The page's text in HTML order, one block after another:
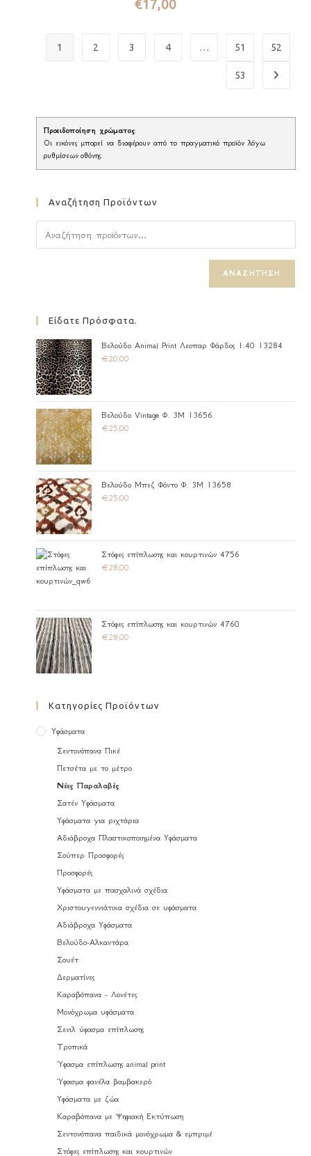
€17,00
1 2 3 4 … 51 52
53
Προειδοποίηση χρώματος:
Οι εικόνες μπορεί να διαφέρουν από το πραγματικό προϊόν λόγω
ρυθμίσεων οθόνης.
Αναζήτηση Προϊόντων
ΑΝΑΖΉΤΗΣΗ
Είδατε Πρόσφατα.
Βελούδο Animal Print Λεοπαρ Φάρδος 1.40 13284
€20,00
Βελούδο Vintage Φ. 3Μ 13656
€25,00
Βελούδο Μπεζ Φόντο Φ. 3Μ 13658
€25,00
Στόφες επίπλωσης και κουρτινών 4756
€28,00
Στόφες επίπλωσης και κουρτινών 4760
€28,00
Κατηγορίες Προϊόντων
Υφάσματα
Σεντονόπανα Πικέ
Πετσέτα με το μέτρο
Νέες Παραλαβές
Σατέν Υφάσματα
Υφάσματα για ριχτάρια
Αδιάβροχα Πλαστικοποιημένα Υφάσματα
Σούπερ Προσφορές
Προσφορές
Υφάσματα με πασχαλινά σχέδια
Χριστουγεννιάτικα σχέδια σε υφάσματα
Αδιάβροχα Υφάσματα
Βελούδο-Αλκαντάρα
Σουέτ
Δερματίνες
Καραβόπανα - Λονέτες
Μονόχρωμα υφάσματα
Σενιλ ύφασμα επίπλωσης
Τροπικά
Ύφασμα επίπλωσης animal print
Ύφασμα φανέλα βαμβακερό
Υφάσματα με ζώα
Καραβόπανα με Ψηφιακή Εκτύπωση
Σεντονόπανα παιδικά μονόχρωμα & εμπριμέ
Στόφες επίπλωσης και κουρτινών